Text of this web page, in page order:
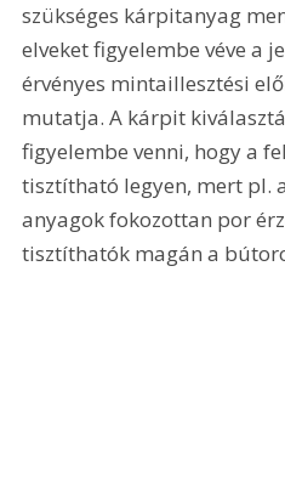
szükséges kárpitanyag
elveket figyelembe véve a
érvényes mintaillesztési
mutatja. A kárpit
figyelembe venni, hogy a
tisztítható legyen, mert pl.
anyagok fokozottan por
tisztíthatók magán a